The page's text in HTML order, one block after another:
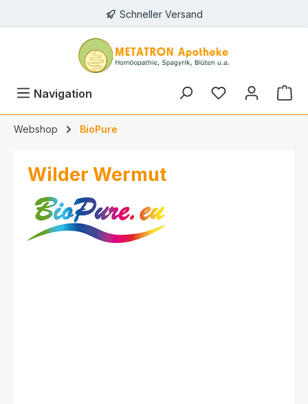
Schneller Versand
Navigation
Webshop BioPure
Wilder Wermut